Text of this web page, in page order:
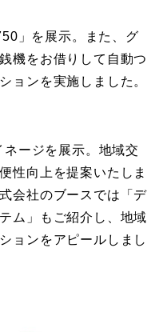
」を展示。また、グ
機をお借りして自動つ
ョンを実施しました。
ージを展示。地域交
性向上を提案いたしま
会社のブースでは「デ
ム」もご紹介し、地域
ョンをアピールしまし